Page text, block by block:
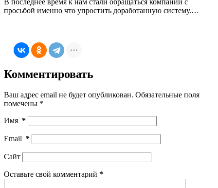
В последнее время к нам стали обращаться компании с
просьбой именно что упростить доработанную систему.…
Комментировать
Ваш адрес email не будет опубликован. Обязательные поля
помечены *
Имя *
Email *
Сайт
Оставьте свой комментарий *